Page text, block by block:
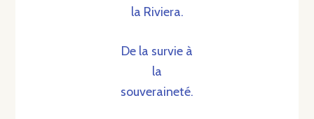
la Riviera.
De la survie à
la
souveraineté.